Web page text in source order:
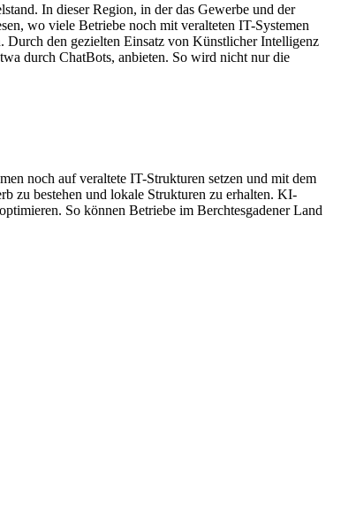
In dieser Region, in der das Gewerbe und der
wo viele Betriebe noch mit veralteten IT-Systemen
den gezielten Einsatz von Künstlicher Intelligenz
durch ChatBots, anbieten. So wird nicht nur die
noch auf veraltete IT-Strukturen setzen und mit dem
zu bestehen und lokale Strukturen zu erhalten. KI-
So können Betriebe im Berchtesgadener Land